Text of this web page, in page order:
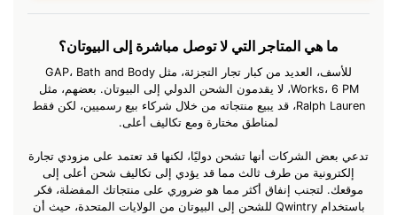
ما هي المتاجر التي لا توصل مباشرة إلى البيوتان؟
للأسف، العديد من كبار تجار التجزئة، مثل GAP، Bath and Body
Works، 6 PM، لا يقدمون الشحن الدولي إلى البيوتان. بعضهم، مثل
Ralph Lauren، قد يبيع منتجاته من خلال شركاء بيع رسميين، لكن فقط
لمناطق مختارة ومع تكاليف أعلى.
تدعي بعض الشركات أنها تشحن دوليًا، لكنها قد تعتمد على مزودي تجارة
إلكترونية من طرف ثالث مما قد يؤدي إلى تكاليف شحن أعلى إلى
موقعك. لتجنب إنفاق أكثر مما هو ضروري على منتجاتك المفضلة، فكر
باستخدام Qwintry للشحن إلى البيوتان من الولايات المتحدة، حيث أن